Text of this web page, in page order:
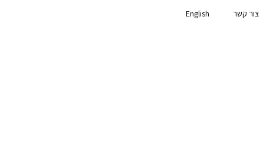
צור קשר English